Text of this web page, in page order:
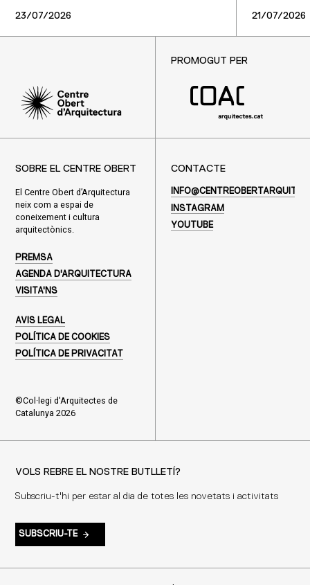
23/07/2026 21/07/2026
PROMOGUT PER
SOBRE EL CENTRE OBERT
El Centre Obert d’Arquitectura
neix com a espai de
coneixement i cultura
arquitectònics.
PREMSA
AGENDA D'ARQUITECTURA
VISITA'NS
AVIS LEGAL
POLÍTICA DE COOKIES
POLÍTICA DE PRIVACITAT
©Col·legi d'Arquitectes de
Catalunya 2026
CONTACTE
INSTAGRAM
YOUTUBE
VOLS REBRE EL NOSTRE BUTLLETÍ?
Subscriu-t'hi per estar al dia de totes les novetats i activitats
SUBSCRIU-TE